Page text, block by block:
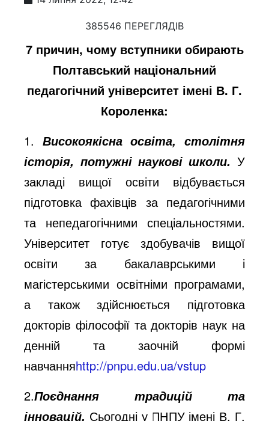
385546 ПЕРЕГЛЯДІВ
7 причин, чому вступники обирають
Полтавський національний
педагогічний університет імені В. Г.
Короленка:
1. Високоякісна освіта, столітня
історія, потужні наукові школи. У
закладі вищої освіти відбувається
підготовка фахівців за педагогічними
та непедагогічними спеціальностями.
Університет готує здобувачів вищої
освіти за бакалаврськими і
магістерськими освітніми програмами,
а також здійснюється підготовка
докторів філософії та докторів наук на
денній та заочній формі
навчанняhttp://pnpu.edu.ua/vstup
2.Поєднання традицій та
інновацій. Сьогодні у ПНПУ імені В. Г.